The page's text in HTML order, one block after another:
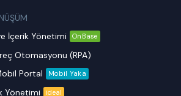
İçerik Yönetimi
OnBase
Otomasyonu (RPA)
Portal
Mobil Yaka
Yönetimi ideal